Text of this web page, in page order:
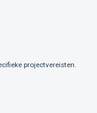
projectvereisten.